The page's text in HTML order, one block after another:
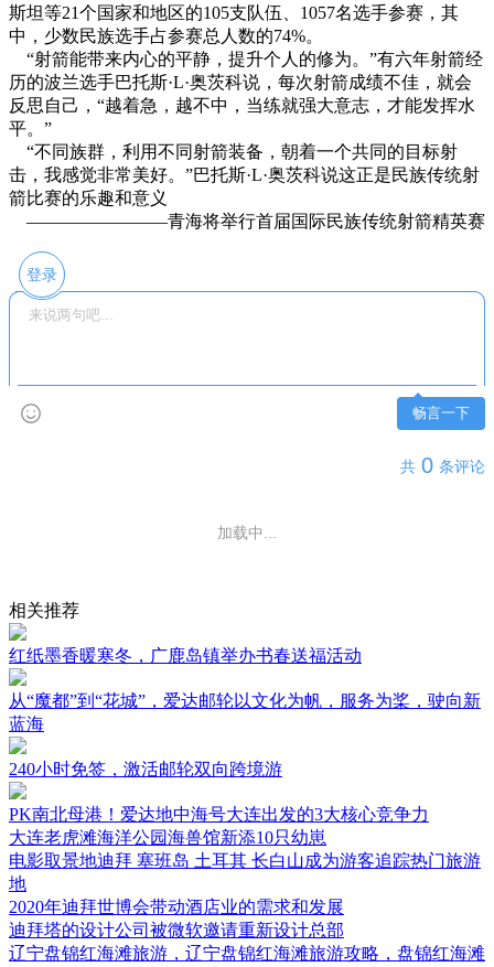
斯坦等21个国家和地区的105支队伍、1057名选手参赛，其
中，少数民族选手占参赛总人数的74%。
“射箭能带来内心的平静，提升个人的修为。”有六年射箭经
历的波兰选手巴托斯·L·奥茨科说，每次射箭成绩不佳，就会
反思自己，“越着急，越不中，当练就强大意志，才能发挥水
平。”
“不同族群，利用不同射箭装备，朝着一个共同的目标射
击，我感觉非常美好。”巴托斯·L·奥茨科说这正是民族传统射
箭比赛的乐趣和意义
————————青海将举行首届国际民族传统射箭精英赛
登录
畅言一下
共 0 条评论
加载中...
相关推荐
红纸墨香暖寒冬，广鹿岛镇举办书春送福活动
从“魔都”到“花城”，爱达邮轮以文化为帆，服务为桨，驶向新
蓝海
240小时免签，激活邮轮双向跨境游
PK南北母港！爱达地中海号大连出发的3大核心竞争力
大连老虎滩海洋公园海兽馆新添10只幼崽
电影取景地迪拜 塞班岛 土耳其 长白山成为游客追踪热门旅游
地
2020年迪拜世博会带动酒店业的需求和发展
迪拜塔的设计公司被微软邀请重新设计总部
辽宁盘锦红海滩旅游，辽宁盘锦红海滩旅游攻略，盘锦红海滩